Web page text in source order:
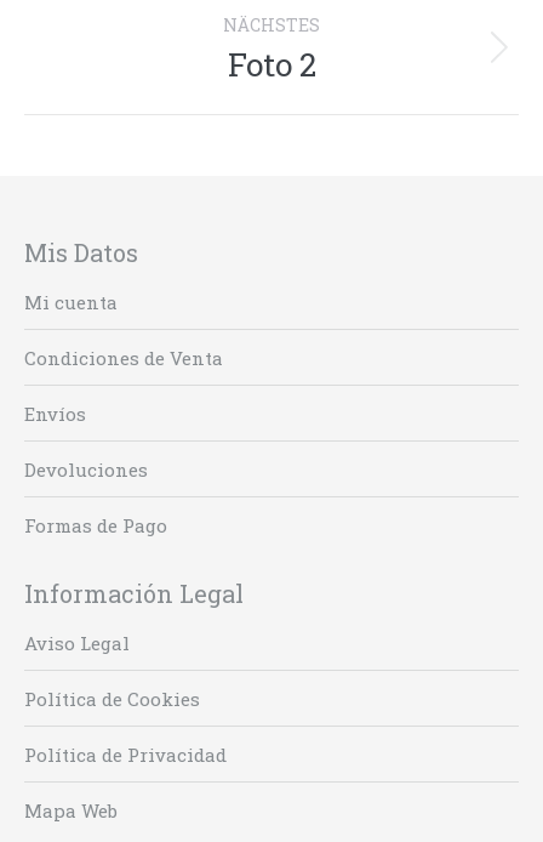
navigation
NÄCHSTES
Next
Foto 2
Mis Datos
Mi cuenta
Condiciones de Venta
Envíos
Devoluciones
Formas de Pago
Información Legal
Aviso Legal
Política de Cookies
Política de Privacidad
Mapa Web